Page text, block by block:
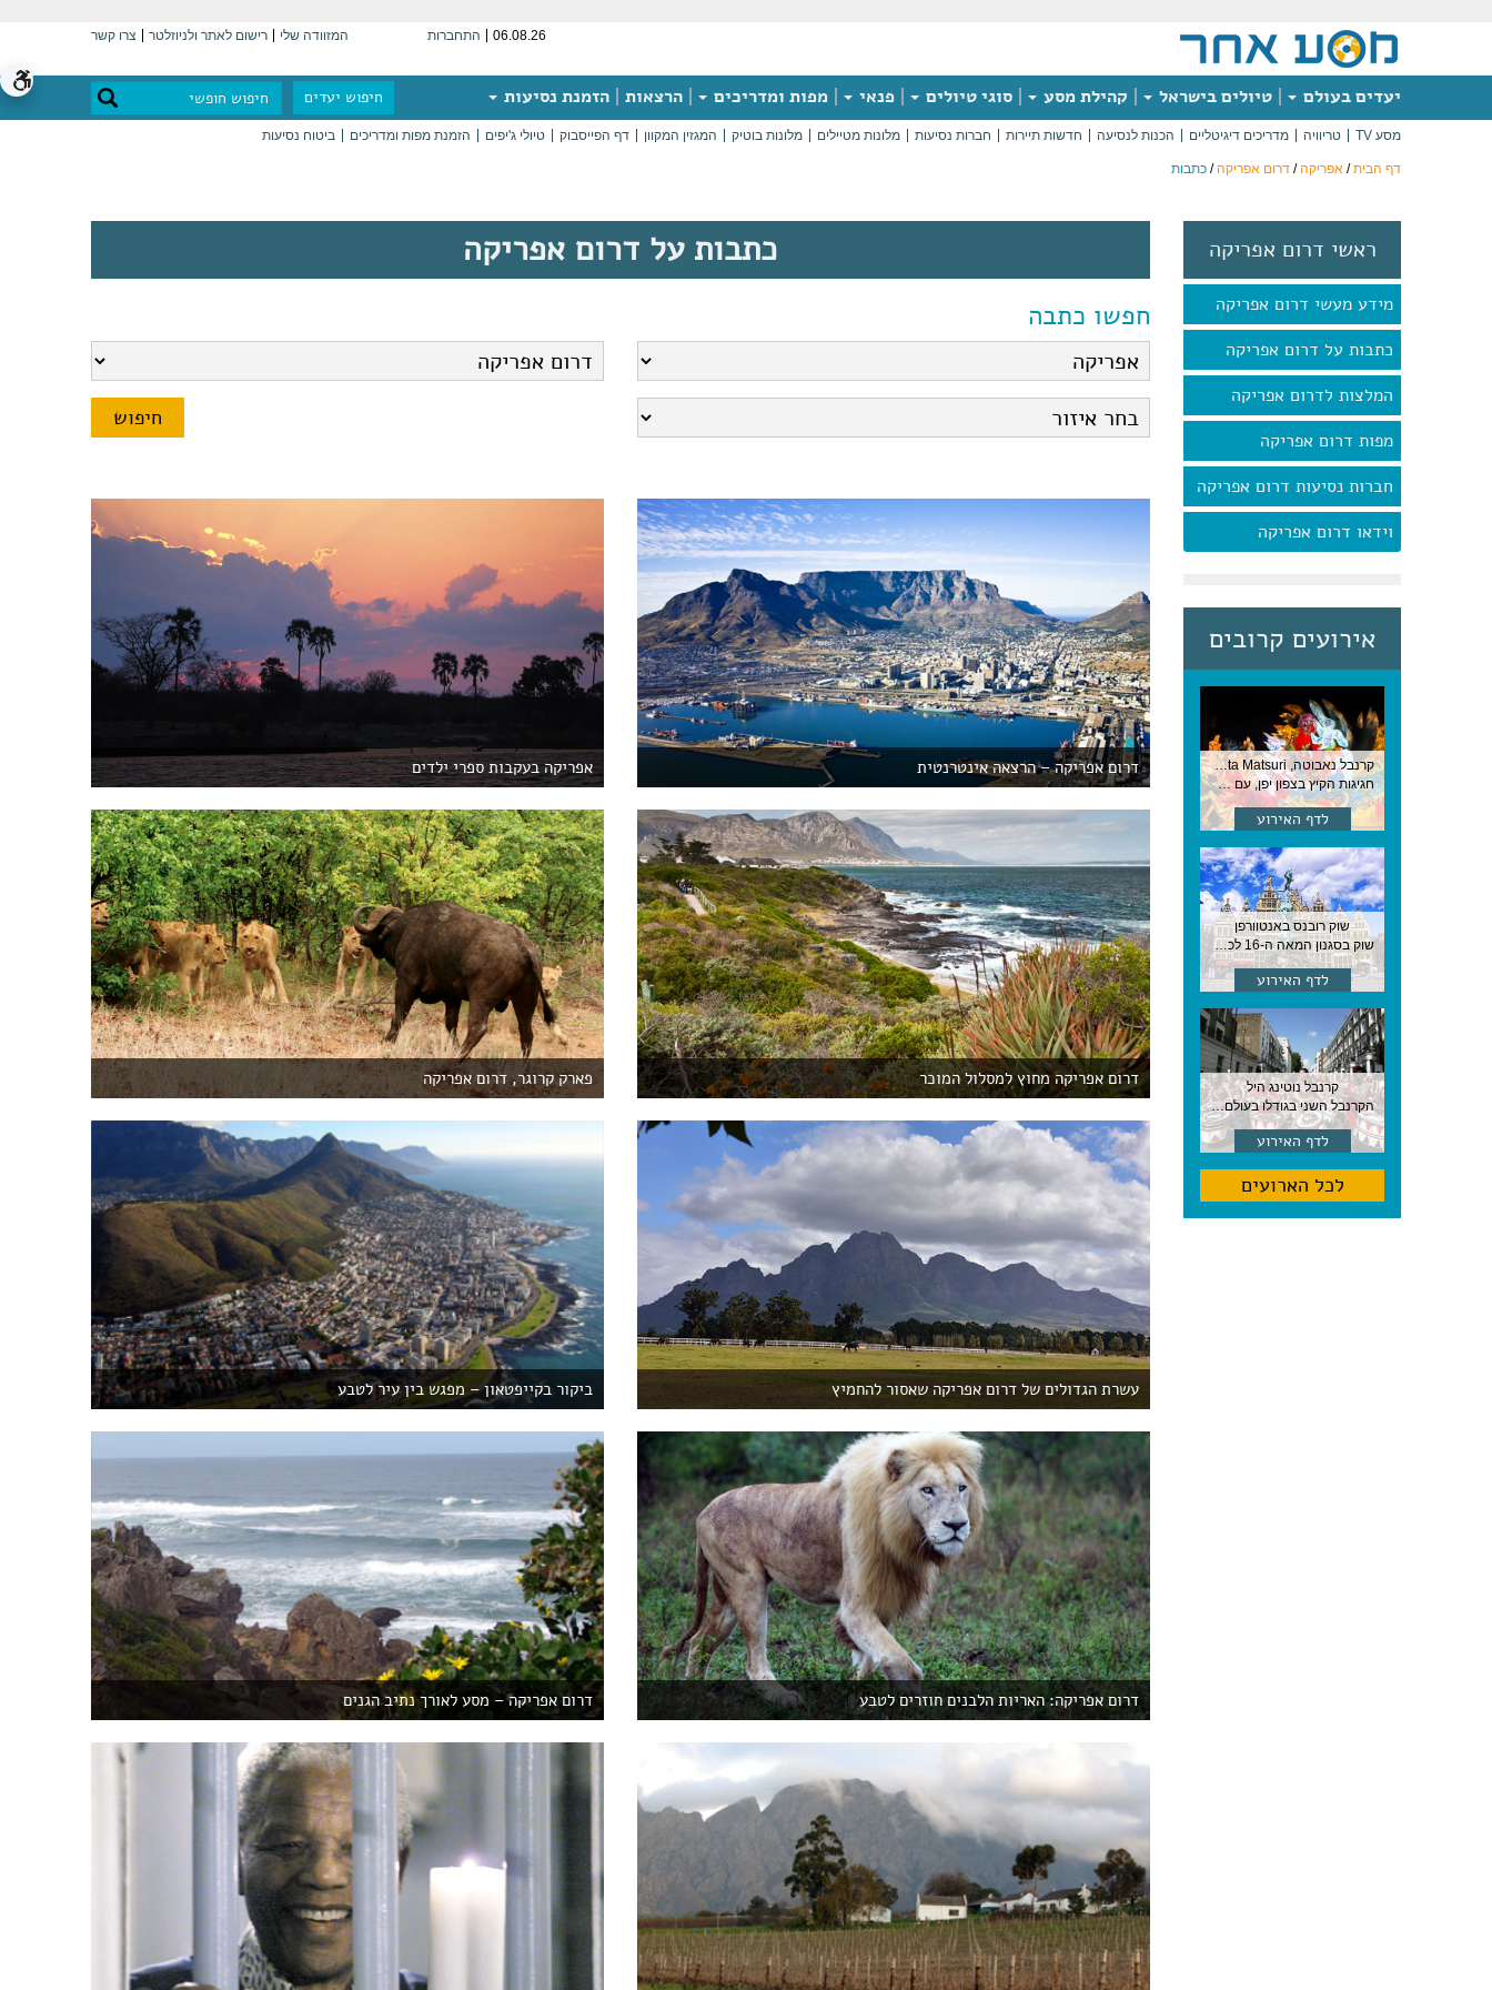
06.08.26 התחברות המזוודה שלי רישום לאתר ולניוזלטר צרו קשר
יעדים בעולם טיולים בישראל קהילת מסע סוגי טיולים פנאי מפות ומדריכים הרצאות הזמנת נסיעות חיפוש יעדים
מסע TV טריוויה מדריכים דיגיטליים הכנות לנסיעה חדשות תיירות חברות נסיעות מלונות מטיילים מלונות בוטיק המגזין המקוון דף הפייסבוק טיולי ג'יפים הזמנת מפות ומדריכים ביטוח נסיעות
דף הבית/ אפריקה/ דרום אפריקה/ כתבות
ראשי דרום אפריקה
מידע מעשי דרום אפריקה
כתבות על דרום אפריקה
המלצות לדרום אפריקה
מפות דרום אפריקה
חברות נסיעות דרום אפריקה
וידאו דרום אפריקה
אירועים קרובים
קרנבל נאבוטה, Nebuta Matsuri ,יפן
חגיגות הקיץ בצפון יפן, עם תהלוכות ענק, ריקודים וזיקוקים. 6-2 באוגוסט, יפן
לדף האירוע
שוק רובנס באנטוורפן
שוק בסגנון המאה ה-16 לכבודו של הצייר המפורסם, בן העיר, נערך ב-15 באוגוסט באנטוורפן
לדף האירוע
קרנבל נוטינג היל
הקרנבל השני בגודלו בעולם, עם מוזיקה, תהלוכות ותחפושות. לונדון
לדף האירוע
לכל הארועים
כתבות על דרום אפריקה
חפשו כתבה
דרום אפריקה – הרצאה אינטרנטית אפריקה בעקבות ספרי ילדים
דרום אפריקה מחוץ למסלול המוכר פארק קרוגר, דרום אפריקה
עשרת הגדולים של דרום אפריקה שאסור להחמיץ ביקור בקייפטאון – מפגש בין עיר לטבע
דרום אפריקה: האריות הלבנים חוזרים לטבע דרום אפריקה – מסע לאורך נתיב הגנים